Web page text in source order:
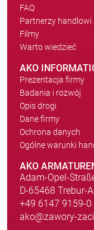
FAQ
Partnerzy handlowi
Filmy
Warto wiedzieć
AKO
Prezentacja firmy
Badania i rozwój
Opis drogi
Dane firmy
Ochrona danych
Ogólne warunki
AKO
Adam-Opel-
D-65468 Trebur-
+49 6147 9159-0
ako@zawory-